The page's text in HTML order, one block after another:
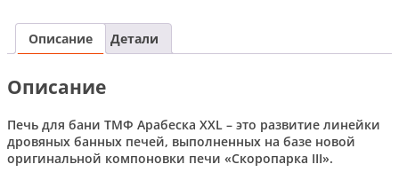
Описание Детали
Описание
Печь для бани ТМФ Арабеска XXL – это развитие линейки
дровяных банных печей, выполненных на базе новой
оригинальной компоновки печи «Скоропарка III».